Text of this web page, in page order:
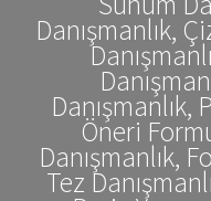
Danışmanlık,
Danışmanlık,
Öneri
Danışmanlık,
Tez